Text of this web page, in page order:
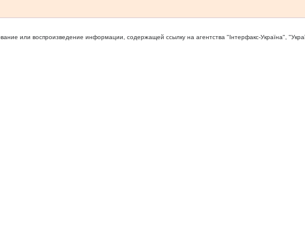
или воспроизведение информации, содержащей ссылку на агентства "Iнтерфакс-Україна",